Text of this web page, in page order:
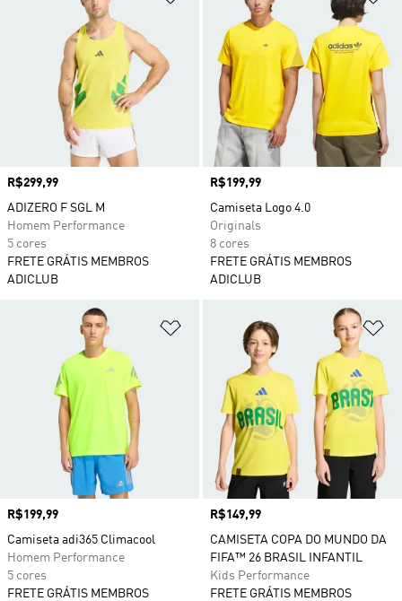
Preço
R$299,99
ADIZERO F SGL M
Homem Performance
5 cores
FRETE GRÁTIS MEMBROS
ADICLUB
Preço
R$199,99
Camiseta Logo 4.0
Originals
8 cores
FRETE GRÁTIS MEMBROS
ADICLUB
Adicionar à Lista de Desejos
Preço
R$199,99
Camiseta adi365 Climacool
Homem Performance
5 cores
FRETE GRÁTIS MEMBROS
Preço
R$149,99
CAMISETA COPA DO MUNDO DA
FIFA™ 26 BRASIL INFANTIL
Kids Performance
FRETE GRÁTIS MEMBROS